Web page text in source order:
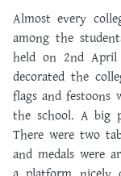
Almost every
among the
held on 2nd April
decorated the
flags and festoons
the school. A big
There were two
and medals were